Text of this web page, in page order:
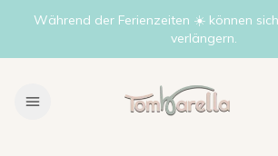
Während der Ferienzeiten ☀️ können
verlängern.